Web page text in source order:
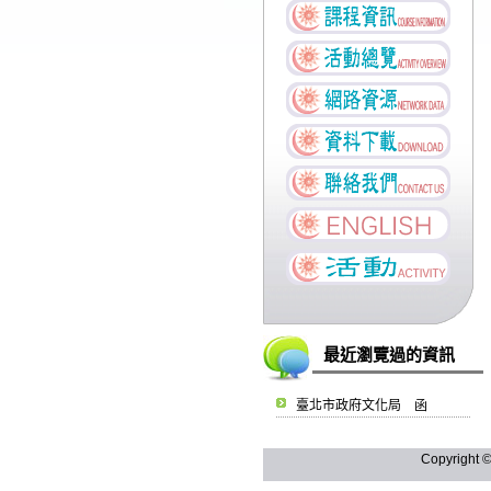
最近瀏覽過的資訊
臺北市政府文化局 函
Copyright